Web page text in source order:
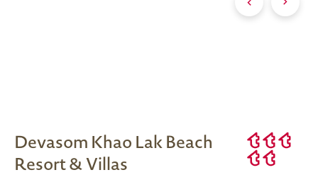
Devasom Khao Lak Beach
Resort & Villas